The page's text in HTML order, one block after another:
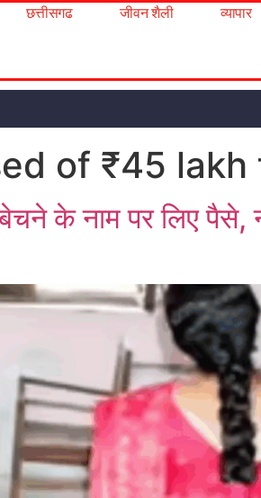
छत्तीसगढ जीवन शैली व्यापार
of ₹45 lakh
के नाम पर लिए पैसे,